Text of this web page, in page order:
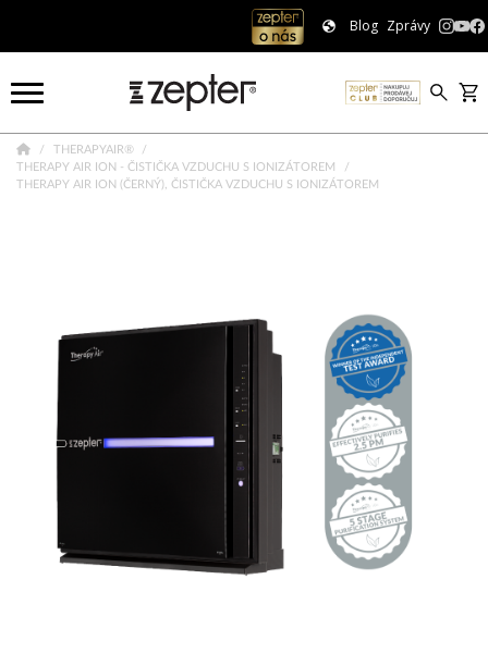
Blog Zprávy
THERAPYAIR®
THERAPY AIR ION - ČISTIČKA VZDUCHU S IONIZÁTOREM
THERAPY AIR ION (ČERNÝ), ČISTIČKA VZDUCHU S IONIZÁTOREM